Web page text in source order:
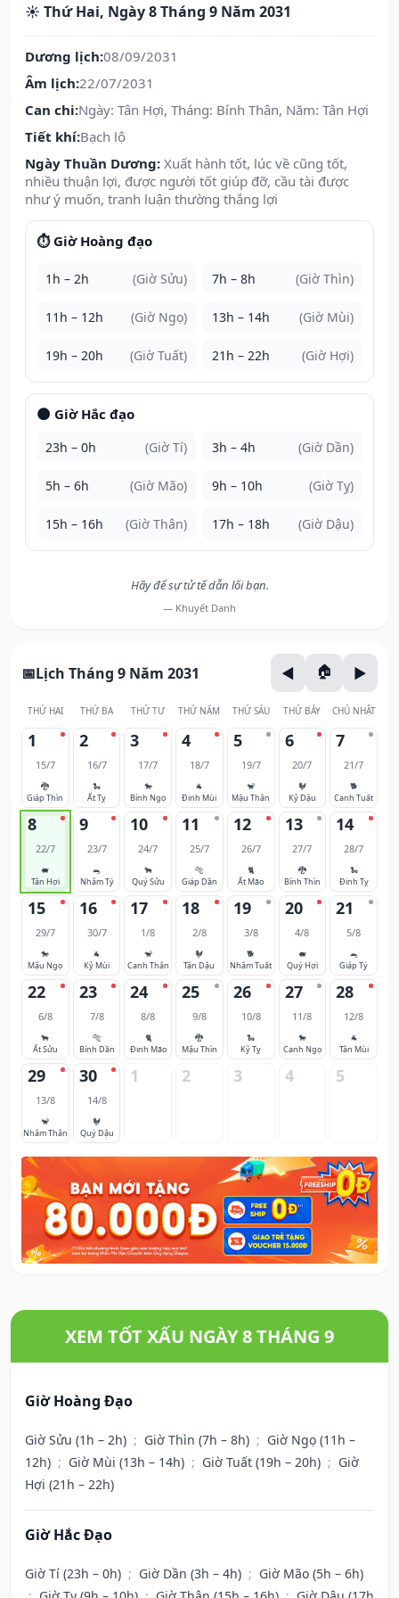
☀️ Thứ Hai, Ngày 8 Tháng 9 Năm 2031
Dương lịch:08/09/2031
Âm lịch:22/07/2031
Can chi:Ngày: Tân Hợi, Tháng: Bính Thân, Năm: Tân Hợi
Tiết khí:Bạch lộ
Ngày Thuần Dương: Xuất hành tốt, lúc về cũng tốt,
nhiều thuận lợi, được người tốt giúp đỡ, cầu tài được
như ý muốn, tranh luận thường thắng lợi
⏱️ Giờ Hoàng đạo
1h – 2h (Giờ Sửu) 7h – 8h (Giờ Thìn)
11h – 12h (Giờ Ngọ) 13h – 14h (Giờ Mùi)
19h – 20h (Giờ Tuất) 21h – 22h (Giờ Hợi)
🌑 Giờ Hắc đạo
23h – 0h (Giờ Tí) 3h – 4h (Giờ Dần)
5h – 6h (Giờ Mão) 9h – 10h (Giờ Tỵ)
15h – 16h (Giờ Thân) 17h – 18h (Giờ Dậu)
Hãy để sự tử tế dẫn lối bạn.
— Khuyết Danh
Lịch Tháng 9 Năm 2031
THỨ HAI THỨ BA THỨ TƯ THỨ NĂM THỨ SÁU THỨ BẢY CHỦ NHẬT
1
15/7
🐉
Giáp Thìn
2
16/7
🐍
Ất Tỵ
3
17/7
🐎
Bính Ngọ
4
18/7
🐐
Đinh Mùi
5
19/7
🐒
Mậu Thân
6
20/7
🐓
Kỷ Dậu
7
21/7
🐕
Canh Tuất
8
22/7
🐖
Tân Hợi
9
23/7
🐀
Nhâm Tý
10
24/7
🐂
Quý Sửu
11
25/7
🐅
Giáp Dần
12
26/7
🐈
Ất Mão
13
27/7
🐉
Bính Thìn
14
28/7
🐍
Đinh Tỵ
15
29/7
🐎
Mậu Ngọ
16
30/7
🐐
Kỷ Mùi
17
1/8
🐒
Canh Thân
18
2/8
🐓
Tân Dậu
19
3/8
🐕
Nhâm Tuất
20
4/8
🐖
Quý Hợi
21
5/8
🐀
Giáp Tý
22
6/8
🐂
Ất Sửu
23
7/8
🐅
Bính Dần
24
8/8
🐈
Đinh Mão
25
9/8
🐉
Mậu Thìn
26
10/8
🐍
Kỷ Tỵ
27
11/8
🐎
Canh Ngọ
28
12/8
🐐
Tân Mùi
29
13/8
🐒
Nhâm Thân
30
14/8
🐓
Quý Dậu
1 2 3 4 5
XEM TỐT XẤU NGÀY 8 THÁNG 9
Giờ Hoàng Đạo
Giờ Sửu (1h – 2h) ; Giờ Thìn (7h – 8h) ; Giờ Ngọ (11h –
12h) ; Giờ Mùi (13h – 14h) ; Giờ Tuất (19h – 20h) ; Giờ
Hợi (21h – 22h)
Giờ Hắc Đạo
Giờ Tí (23h – 0h) ; Giờ Dần (3h – 4h) ; Giờ Mão (5h – 6h)